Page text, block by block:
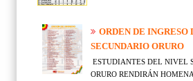
ORDEN DE
SECUNDARIO ORURO
ESTUDIANTES DEL NIVEL
ORURO RENDIRÁN